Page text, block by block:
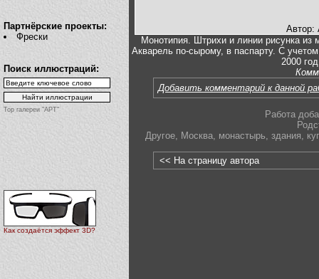
Партнёрские проекты:
Фрески
Поиск иллюстраций:
Top галереи "АРТ"
Как создаётся эффект 3D?
Автор:
Монотипия. Штрихи и линии рисунка из
Акварель по-сырому, в паспарту. С
2000
Добавить комментарий к данной
Работа
Другое, Москва, монастырь, здания,
<< На страницу автора